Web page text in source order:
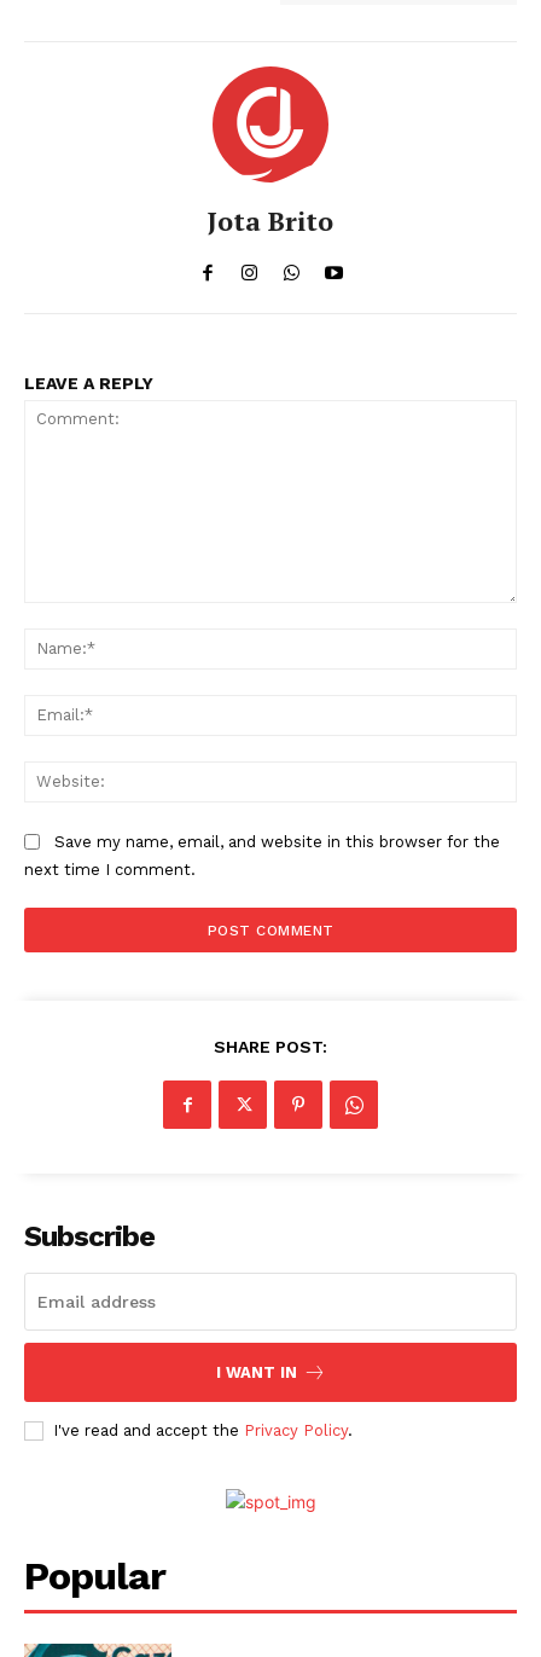
Jota Brito
LEAVE A REPLY
Save my name, email, and website in this browser for the
next time I comment.
SHARE POST:
Subscribe
I WANT IN
I've read and accept the Privacy Policy.
Popular